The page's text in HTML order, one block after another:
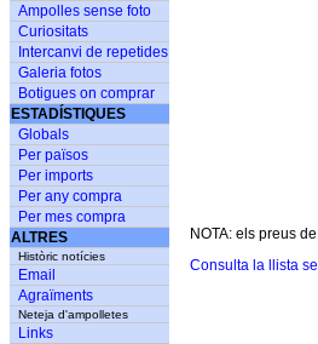
Ampolles sense foto
Curiositats
Intercanvi de repetides
Galeria fotos
Botigues on comprar
ESTADÍSTIQUES
Globals
Per països
Per imports
Per any compra
Per mes compra
ALTRES
Històric notícies
Email
Agraïments
Neteja d'ampolletes
Links
NOTA: els preus
Consulta la llista